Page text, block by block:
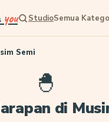
you StudioSemua
Semi
🐣
di